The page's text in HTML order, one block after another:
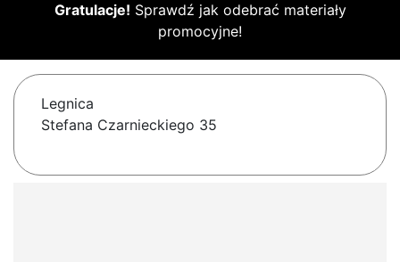
Gratulacje! Sprawdź jak odebrać materiały
promocyjne!
Legnica
Stefana Czarnieckiego 35